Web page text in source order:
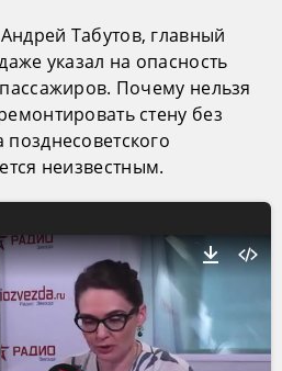
Табутов, главный
указал на опасность
Почему нельзя
стену без
неизвестным.